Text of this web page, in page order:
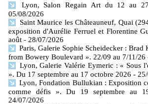
Lyon, Salon Regain Art du 12 au 27
05/08/2026
Saint Maurice les Châteauneuf, Quai
exposition d'Aurélie Ferruel et Florentine
août - 28/07/2026
Paris, Galerie Sophie Scheidecker : Brad
from Bowery Boulevard ». 22/09 au 7/11/26
Lyon, Galerie Valérie Eymeric : « Sous
». Du 17 septembre au 17 octobre 2026 -
Lyon, Fondation Bullukian : Exposition
comme défis ». Du 19 septembre au
24/07/2026